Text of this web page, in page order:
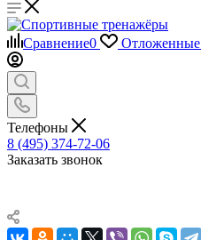
Сравнение0 Отложенные
Телефоны
8 (495) 374-72-06
Заказать звонок